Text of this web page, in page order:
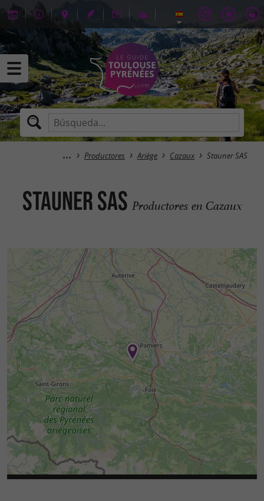
Productores Ariège Cazaux Stauner SAS
Stauner SAS Productores en Cazaux